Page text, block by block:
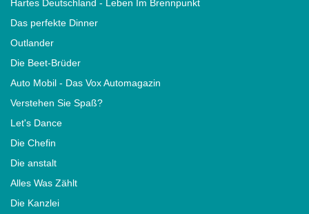
Hartes Deutschland - Leben Im Brennpunkt
Das perfekte Dinner
Outlander
Die Beet-Brüder
Auto Mobil - Das Vox Automagazin
Verstehen Sie Spaß?
Let's Dance
Die Chefin
Die anstalt
Alles Was Zählt
Die Kanzlei